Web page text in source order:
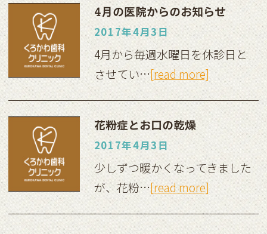
4月の医院からのお知らせ
2017年4月3日
4月から毎週水曜日を休診日と
させてい…[read more]
花粉症とお口の乾燥
2017年4月3日
少しずつ暖かくなってきました
が、花粉…[read more]